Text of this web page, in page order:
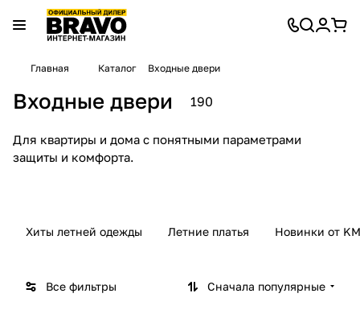
Главная Каталог Входные двери
Входные двери 190
Для квартиры и дома с понятными параметрами
защиты и комфорта.
Brav
товар
Brav
товара
Brav
товара
Bravo
товаров
Brav
Ther
товара
Port
товар
товаров
Хиты летней одежды Летние платья Новинки от
Все фильтры Сначала популярные